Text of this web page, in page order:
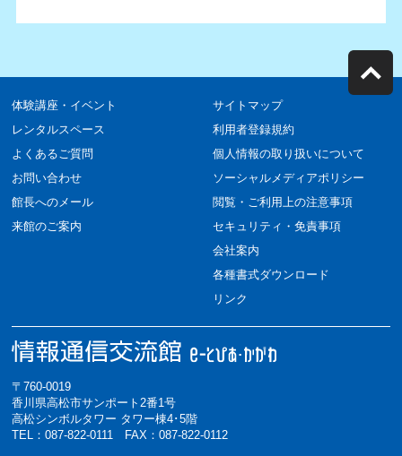
体験講座・イベント
レンタルスペース
よくあるご質問
お問い合わせ
館長へのメール
来館のご案内
サイトマップ
利用者登録規約
個人情報の取り扱いについて
ソーシャルメディアポリシー
閲覧・ご利用上の注意事項
セキュリティ・免責事項
会社案内
各種書式ダウンロード
リンク
〒760-0019
香川県高松市サンポート2番1号
高松シンボルタワー タワー棟4･5階
TEL：087-822-0111 FAX：087-822-0112